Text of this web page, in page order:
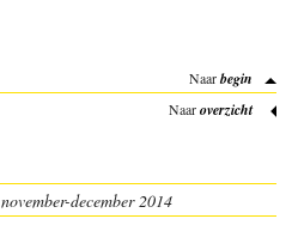
Naarbegin
Naaroverzicht
november-december 2014